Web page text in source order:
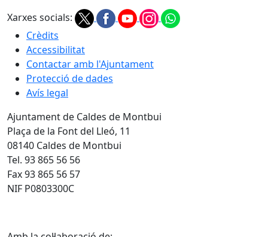
Xarxes socials:
Crèdits
Accessibilitat
Contactar amb l'Ajuntament
Protecció de dades
Avís legal
Ajuntament de Caldes de Montbui
Plaça de la Font del Lleó, 11
08140 Caldes de Montbui
Tel. 93 865 56 56
Fax 93 865 56 57
NIF P0803300C